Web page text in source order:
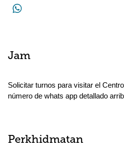
Jam
Solicitar turnos para visitar el
número de whats app detallado
Perkhidmatan